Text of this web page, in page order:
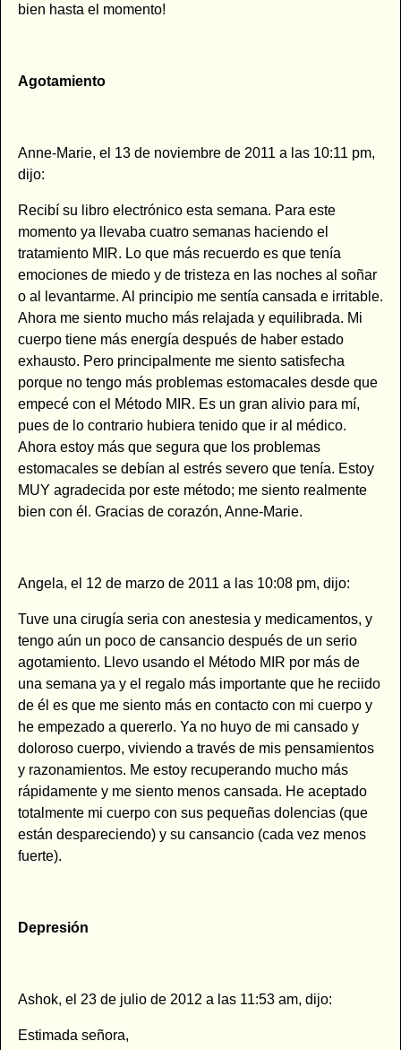
bien hasta el momento!
Agotamiento
Anne-Marie, el 13 de noviembre de 2011 a las 10:11 pm,
dijo:
Recibí su libro electrónico esta semana. Para este
momento ya llevaba cuatro semanas haciendo el
tratamiento MIR. Lo que más recuerdo es que tenía
emociones de miedo y de tristeza en las noches al soñar
o al levantarme. Al principio me sentía cansada e irritable.
Ahora me siento mucho más relajada y equilibrada. Mi
cuerpo tiene más energía después de haber estado
exhausto. Pero principalmente me siento satisfecha
porque no tengo más problemas estomacales desde que
empecé con el Método MIR. Es un gran alivio para mí,
pues de lo contrario hubiera tenido que ir al médico.
Ahora estoy más que segura que los problemas
estomacales se debían al estrés severo que tenía. Estoy
MUY agradecida por este método; me siento realmente
bien con él. Gracias de corazón, Anne-Marie.
Angela, el 12 de marzo de 2011 a las 10:08 pm, dijo:
Tuve una cirugía seria con anestesia y medicamentos, y
tengo aún un poco de cansancio después de un serio
agotamiento. Llevo usando el Método MIR por más de
una semana ya y el regalo más importante que he reciido
de él es que me siento más en contacto con mi cuerpo y
he empezado a quererlo. Ya no huyo de mi cansado y
doloroso cuerpo, viviendo a través de mis pensamientos
y razonamientos. Me estoy recuperando mucho más
rápidamente y me siento menos cansada. He aceptado
totalmente mi cuerpo con sus pequeñas dolencias (que
están despareciendo) y su cansancio (cada vez menos
fuerte).
Depresión
Ashok, el 23 de julio de 2012 a las 11:53 am, dijo:
Estimada señora,